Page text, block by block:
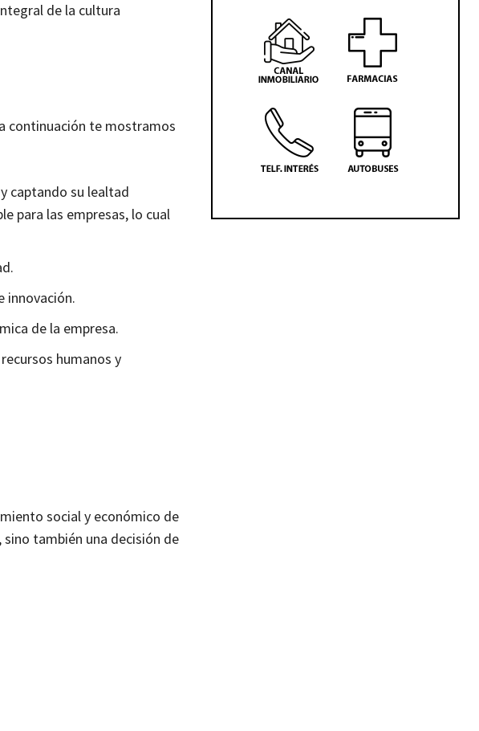
de la cultura
continuación te mostramos
captando su lealtad
para las empresas, lo cual
innovación.
de la empresa.
humanos y
social y económico de
también una decisión de